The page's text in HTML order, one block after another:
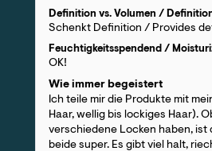
Definition vs. Volumen /
Schenkt Definition / Provides
Feuchtigkeitsspendend /
OK!
Wie immer begeistert
Ich teile mir die Produkte mit
Haar, wellig bis lockiges Haar).
verschiedene Locken haben, ist
beide super. Es gibt viel halt,